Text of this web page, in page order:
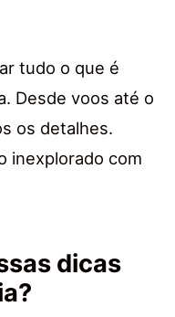
tudo o que é
Desde voos até o
os detalhes.
inexplorado com
dicas